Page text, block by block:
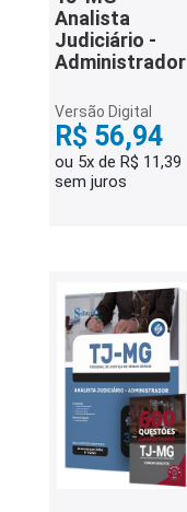
Analista
Judiciário -
Administrador
Versão Digital
R$ 56,94
ou 5x de R$ 11,39
sem juros